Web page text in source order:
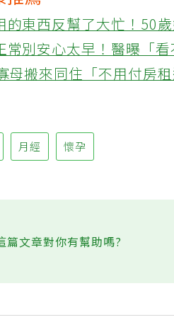
東西反幫了大忙！50
別安心太早！醫曝「
搬來同住「不用付房
月經 懷孕
篇文章對你有幫助嗎?